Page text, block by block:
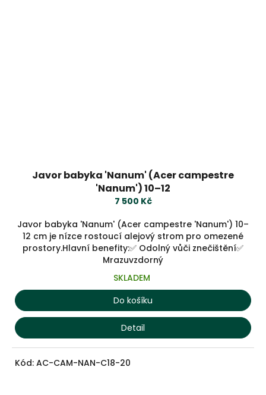
Javor babyka 'Nanum' (Acer campestre
'Nanum') 10–12
7 500 Kč
Javor babyka 'Nanum' (Acer campestre 'Nanum') 10–
12 cm je nízce rostoucí alejový strom pro omezené
prostory.Hlavní benefity:✅ Odolný vůči znečištění✅
Mrazuvzdorný
SKLADEM
Do košíku
Detail
Kód: AC-CAM-NAN-C18-20